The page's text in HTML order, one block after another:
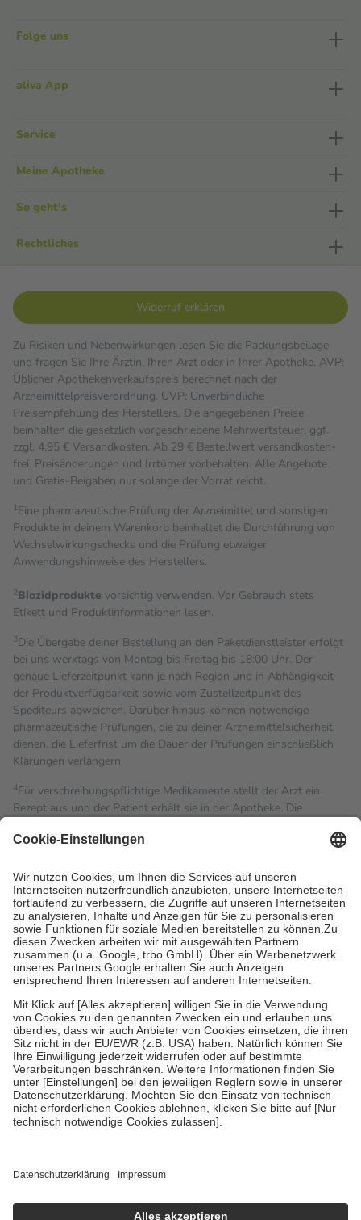
Folge uns
aliva App
Service
Meine Apotheke
So geht's
Rechtliches
Widerruf erklären
Zu Risiken und Nebenwirkungen lesen Sie die Packungsbeilage
und fragen Sie Ihre Ärztin, Ihren Arzt oder in Ihrer Apotheke. AVP:
Üblicher Apothekenverkaufspreis berechnet nach der
Arzneimittelpreisverordnung. UVP: Unverbindliche
Preisempfehlung des Herstellers. Die angegebenen Preise
beinhalten die gesetzlich vorgeschriebene Mehrwertsteuer, ggf.
zzgl. 4,95 € Versandkosten. Ab 29 € Bestell­wert versand­kosten­
frei. Preisänderungen und Irrtümer vorbehalten. Alle Angebote
und Gratis-Beigaben nur solange der Vorrat reicht.
1Eine pharmazeutische Prüfung der Arzneimittel und sonstigen
Produkte in deinem Warenkorb beinhaltet die Durchführung von
Wechselwirkungschecks und die Prüfung etwaiger
Anwendungshinweise des Herstellers.
2Biozidprodukte vorsichtig verwenden. Vor Gebrauch stets
Etikett und Produktinformationen lesen.
3Die Übergabe deiner Bestellung an den Paketdienstleister erfolgt
bei uns werktags von Montag bis Freitag bis 18:00 Uhr. Der
genaue Lieferzeitpunkt kann je nach Region und in Abhängigkeit
der Produktverfügbarkeit sowie vom Zustellzeitpunkt des
Spediteurs abweichen. Darüber hinaus können notwendige
pharmazeutische Prüfungen, die zu deiner Arzneimittelsicherheit
dienen, die Lieferfrist um die Dauer der Prüfungen einschließlich
Klärungen verlängern.
4Für verschreibungspflichtige Medikamente stellt der Arzt ein
Rezept aus und der Patient erhält sie in der Apotheke. Die
Kosten dafür, der Versicherte trägt einen Teil davon als Zuzahlung
Grundsätzlich leisten Mitglieder Zuzahlungen in Höhe von zehn
Prozent des Abgabepreises,mindestensjedochfünf Euround
höchstens zehn Euro.Es sind jedoch nie mehr als die
tatsächlichen Kosten der Leistung zu entrichten.
Diese Regeln gelten grundsätzlich auch für Online-Apotheken.
Bei Heilmitteln und häuslicher Krankenpflege beträgt die
Zuzahlung zehn Prozent der Kosten sowie zehn Euro je
Um das Engagement der Versicherten für ihre eigene Gesundheit
zu stärken und die besondere Stellung der Familie zu unterstützen,
fallenkeine Zuzahlungenan bei:
• Kindern und Jugendlichen bis zum vollendeten 18. Lebensjahr
mit Ausnahme der Fahrkosten
• Untersuchungen zur Vorsorge und Früherkennung, die von der
GKV getragen werden
• empfohlenen Schutzimpfungen
Wir nutzen Trusted Shops als unabhängigen Dienstleister für die
getroffen, um sicherzustellen, dass es sich um echte Bewertungen